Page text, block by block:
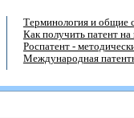
Терминология и общие
Как получить патент на
Роспатент -
Международная